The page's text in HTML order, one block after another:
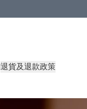
退貨及退款政策